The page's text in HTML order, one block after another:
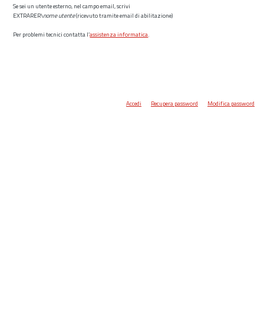
Se sei un utente esterno, nel campo email, scrivi
EXTRARER\nome utente(ricevuto tramite email di abilitazione)
Per problemi tecnici contatta l’assistenza informatica.
Accedi Recupera password Modifica password